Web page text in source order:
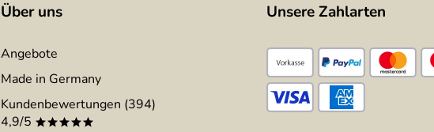
Über uns
Angebote
Made in Germany
Kundenbewertungen (394)
4,9/5 *****
Unsere Zahlarten